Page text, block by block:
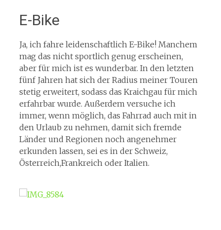
E-Bike
Ja, ich fahre leidenschaftlich E-Bike! Manchem
mag das nicht sportlich genug erscheinen,
aber für mich ist es wunderbar. In den letzten
fünf Jahren hat sich der Radius meiner Touren
stetig erweitert, sodass das Kraichgau für mich
erfahrbar wurde. Außerdem versuche ich
immer, wenn möglich, das Fahrrad auch mit in
den Urlaub zu nehmen, damit sich fremde
Länder und Regionen noch angenehmer
erkunden lassen, sei es in der Schweiz,
Österreich,Frankreich oder Italien.